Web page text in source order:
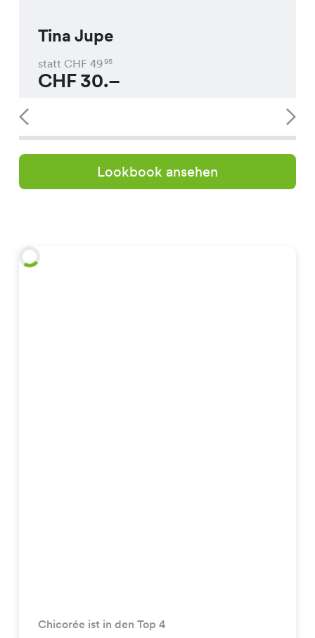
Tina Jupe
statt CHF 4995
CHF30.–
Lookbook ansehen
Chicorée ist in den Top 4